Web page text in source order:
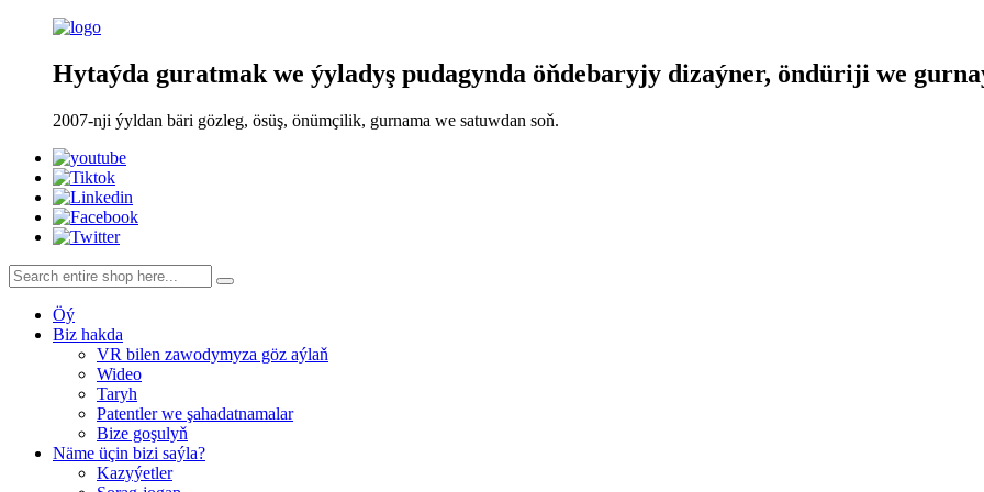
Hytaýda guratmak we ýyladyş pudagynda öňdebaryjy dizaýner, öndüriji we
2007-nji ýyldan bäri gözleg, ösüş, önümçilik, gurnama we satuwdan soň.
Öý
Biz hakda
VR bilen zawodymyza göz aýlaň
Wideo
Taryh
Patentler we şahadatnamalar
Bize goşulyň
Näme üçin bizi saýla?
Kazyýetler